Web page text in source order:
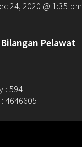
24, 2020 @ 1:35 pm
Bilangan Pelawat
: 594
4646605